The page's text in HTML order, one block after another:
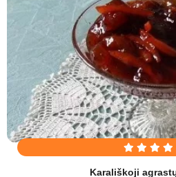
Karališkoji